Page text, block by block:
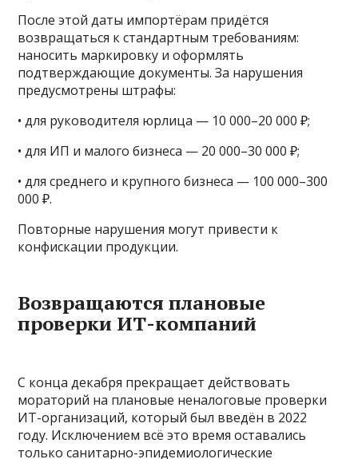
После этой даты импортёрам придётся
возвращаться к стандартным требованиям:
наносить маркировку и оформлять
подтверждающие документы. За нарушения
предусмотрены штрафы:
• для руководителя юрлица — 10 000–20 000 ₽;
• для ИП и малого бизнеса — 20 000–30 000 ₽;
• для среднего и крупного бизнеса — 100 000–300
000 ₽.
Повторные нарушения могут привести к
конфискации продукции.
Возвращаются плановые
проверки ИТ-компаний
С конца декабря прекращает действовать
мораторий на плановые неналоговые проверки
ИТ-организаций, который был введён в 2022
году. Исключением всё это время оставались
только санитарно-эпидемиологические